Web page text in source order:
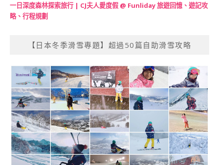
一日深度森林探索旅行 | CJ夫人愛度假 @ Funliday 旅遊回憶、遊記攻
略、行程規劃
【日本冬季滑雪專題】超過50篇自助滑雪攻略